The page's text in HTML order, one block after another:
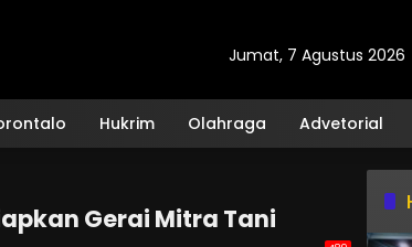
Jumat, 7 Agustus 2026
Hukrim Olahraga Advetorial
Gerai Mitra Tani